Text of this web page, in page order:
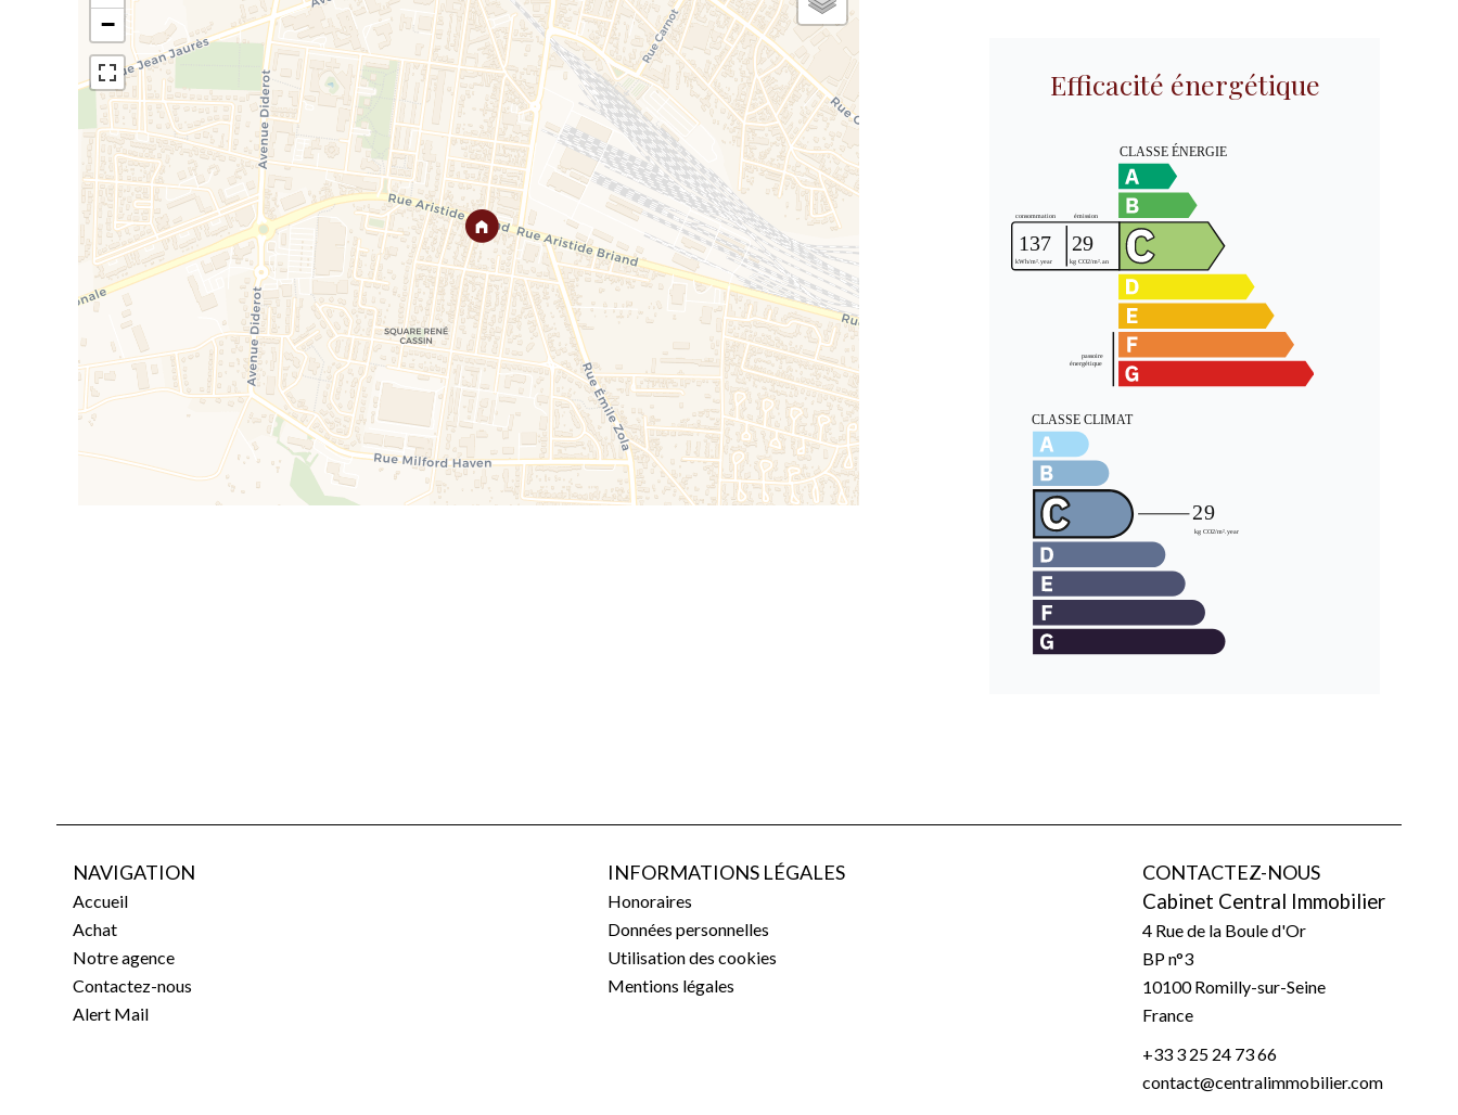
−
Efficacité énergétique
NAVIGATION
Accueil
Achat
Notre agence
Contactez-nous
Alert Mail
INFORMATIONS LÉGALES
Honoraires
Données personnelles
Utilisation des cookies
Mentions légales
CONTACTEZ-NOUS
Cabinet Central Immobilier
4 Rue de la Boule d'Or
BP n°3
10100Romilly-sur-Seine
France
+33 3 25 24 73 66
contact@centralimmobilier.com